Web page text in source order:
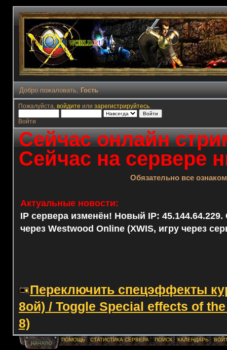
Добро пожаловать, Гость
Пожалуйста, войдите или зарегистрируйтесь.
Войти
Сейчас онлайн
Сейчас на сервере
Обязательно все
Актуальные новости:
IP сервера изменён! Новый IP: 45.144.64.229.
через Westwood Online (XWIS, игру через
Переключить спецэффекты
8ой) / Toggle Special effects of
8)
НАЧАЛО
ПОМОЩЬ СТАТИСТИКА СЕРВЕРА ПОИСК КАЛЕНДАРЬ